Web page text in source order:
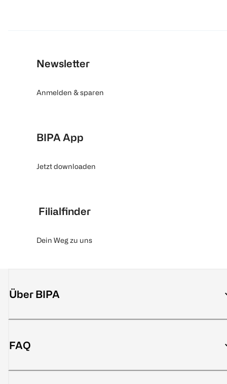
Newsletter
Anmelden & sparen
BIPA App
Jetzt downloaden
Filialfinder
Dein Weg zu uns
Über BIPA
FAQ